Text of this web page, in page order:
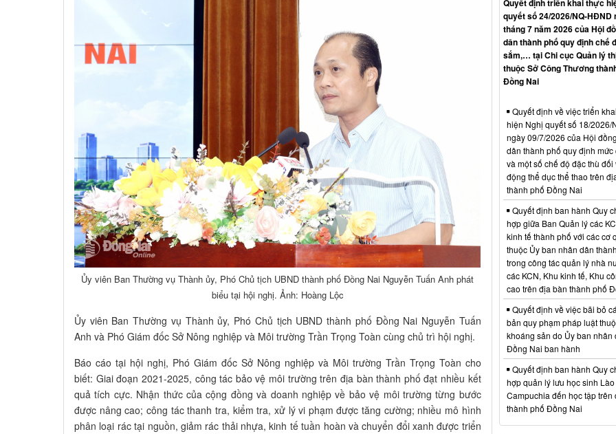
Ủy viên Ban Thường vụ Thành ủy, Phó Chủ tịch UBND thành phố Đồng Nai Nguyễn Tuấn Anh phát
biểu tại hội nghị. Ảnh: Hoàng Lộc
Ủy viên Ban Thường vụ Thành ủy, Phó Chủ tịch UBND thành phố Đồng Nai Nguyễn Tuấn
Anh và Phó Giám đốc Sở Nông nghiệp và Môi trường Trần Trọng Toàn cùng chủ trì hội nghị.
Báo cáo tại hội nghị, Phó Giám đốc Sở Nông nghiệp và Môi trường Trần Trọng Toàn cho
biết: Giai đoạn 2021-2025, công tác bảo vệ môi trường trên địa bàn thành phố đạt nhiều kết
quả tích cực. Nhận thức của cộng đồng và doanh nghiệp về bảo vệ môi trường từng bước
được nâng cao; công tác thanh tra, kiểm tra, xử lý vi phạm được tăng cường; nhiều mô hình
phân loại rác tại nguồn, giảm rác thải nhựa, kinh tế tuần hoàn và chuyển đổi xanh được triển
Quyết định triển khai thực
quyết số 24/2026/NQ-HĐND
tháng 7 năm 2026 của Hội
dân thành phố quy định chế
sắm,… tại Chi cục Quản lý
thuộc Sở Công Thương
Đồng Nai
Quyết định về việc triển
hiện Nghị quyết số 18/2026/
ngày 09/7/2026 của Hội
dân thành phố quy định mức
và một số chế độ đặc thù đối
động thể dục thể thao trên
thành phố Đồng Nai
Quyết định ban hành Quy
hợp giữa Ban Quản lý các
kinh tế thành phố với các cơ
thuộc Ủy ban nhân dân
trong công tác quản lý nhà
các KCN, Khu kinh tế, Khu
cao trên địa bàn thành phố
Quyết định về việc bãi bỏ
bản quy phạm pháp luật
khoáng sản do Ủy ban nhân
Đồng Nai ban hành
Quyết định ban hành Quy
hợp quản lý lưu học sinh Lào
Campuchia đến học tập trên
thành phố Đồng Nai